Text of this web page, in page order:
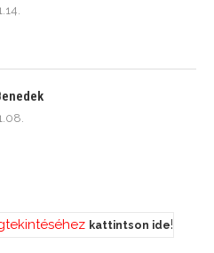
kattintson ide!